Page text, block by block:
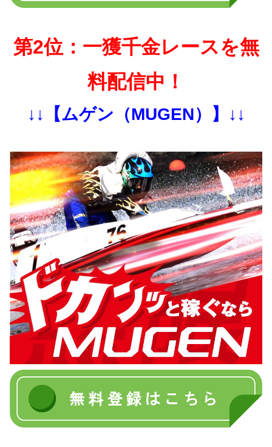
第2位：一獲千金レースを無
料配信中！
↓↓【ムゲン（MUGEN）】↓↓